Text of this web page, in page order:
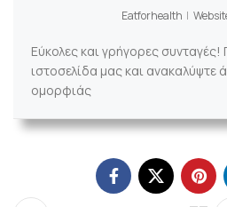
Eatforhealth |
Εύκολες και γρήγορες συνταγές!
ιστοσελίδα μας και ανακαλύψτε
ομορφιάς